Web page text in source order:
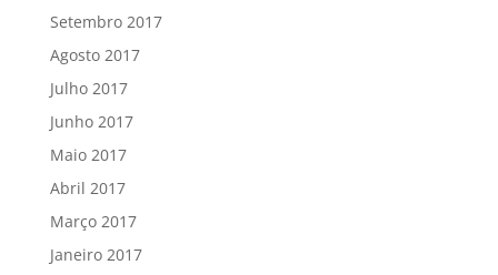
Setembro 2017
Agosto 2017
Julho 2017
Junho 2017
Maio 2017
Abril 2017
Março 2017
Janeiro 2017